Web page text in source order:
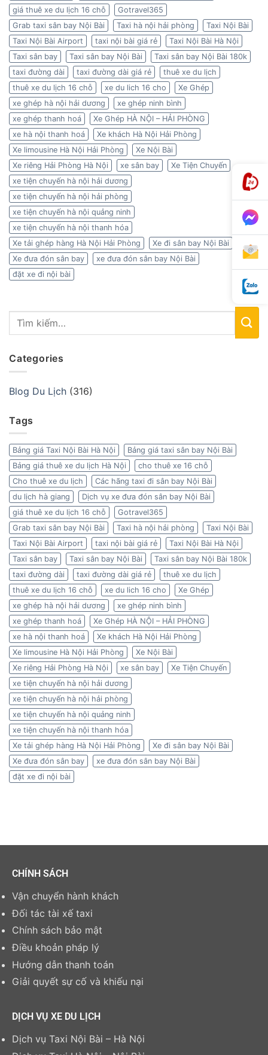
giá thuê xe du lịch 16 chỗ
Gotravel365
Grab taxi sân bay Nội Bài
Taxi hà nội hải phòng
Taxi Nội Bài
Taxi Nội Bài Airport
taxi nội bài giá rẻ
Taxi Nội Bài Hà Nội
Taxi sân bay
Taxi sân bay Nội Bài
Taxi sân bay Nội Bài 180k
taxi đường dài
taxi đường dài giá rẻ
thuê xe du lịch
thuê xe du lịch 16 chỗ
xe du lich 16 cho
Xe Ghép
xe ghép hà nội hải dương
xe ghép ninh bình
xe ghép thanh hoá
Xe Ghép HÀ NỘI – HẢI PHÒNG
xe hà nội thanh hoá
Xe khách Hà Nội Hải Phòng
Xe limousine Hà Nội Hải Phòng
Xe Nội Bài
Xe riêng Hải Phòng Hà Nội
xe sân bay
Xe Tiện Chuyến
xe tiện chuyến hà nội hải dương
xe tiện chuyến hà nội hải phòng
xe tiện chuyến hà nội quảng ninh
xe tiện chuyến hà nội thanh hóa
Xe tải ghép hàng Hà Nội Hải Phòng
Xe đi sân bay Nội Bài
Xe đưa đón sân bay
xe đưa đón sân bay Nội Bài
đặt xe đi nội bài
Categories
Blog Du Lịch (316)
Tags
Bảng giá Taxi Nội Bài Hà Nội
Bảng giá taxi sân bay Nội Bài
Bảng giá thuê xe du lịch Hà Nội
cho thuê xe 16 chỗ
Cho thuê xe du lịch
Các hãng taxi đi sân bay Nội Bài
du lịch hà giang
Dịch vụ xe đưa đón sân bay Nội Bài
giá thuê xe du lịch 16 chỗ
Gotravel365
Grab taxi sân bay Nội Bài
Taxi hà nội hải phòng
Taxi Nội Bài
Taxi Nội Bài Airport
taxi nội bài giá rẻ
Taxi Nội Bài Hà Nội
Taxi sân bay
Taxi sân bay Nội Bài
Taxi sân bay Nội Bài 180k
taxi đường dài
taxi đường dài giá rẻ
thuê xe du lịch
thuê xe du lịch 16 chỗ
xe du lich 16 cho
Xe Ghép
xe ghép hà nội hải dương
xe ghép ninh bình
xe ghép thanh hoá
Xe Ghép HÀ NỘI – HẢI PHÒNG
xe hà nội thanh hoá
Xe khách Hà Nội Hải Phòng
Xe limousine Hà Nội Hải Phòng
Xe Nội Bài
Xe riêng Hải Phòng Hà Nội
xe sân bay
Xe Tiện Chuyến
xe tiện chuyến hà nội hải dương
xe tiện chuyến hà nội hải phòng
xe tiện chuyến hà nội quảng ninh
xe tiện chuyến hà nội thanh hóa
Xe tải ghép hàng Hà Nội Hải Phòng
Xe đi sân bay Nội Bài
Xe đưa đón sân bay
xe đưa đón sân bay Nội Bài
đặt xe đi nội bài
CHÍNH SÁCH
Vận chuyển hành khách
Đối tác tài xế taxi
Chính sách bảo mật
Điều khoản pháp lý
Hướng dẫn thanh toán
Giải quyết sự cố và khiếu nại
DỊCH VỤ XE DU LỊCH
Dịch vụ Taxi Nội Bài – Hà Nội